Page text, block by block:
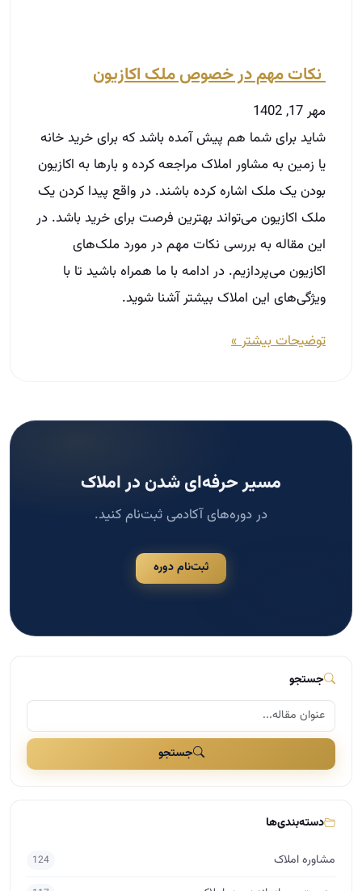
نکات مهم در خصوص ملک اکازیون
مهر 17, 1402
شاید برای شما هم پیش آمده باشد که برای خرید خانه
یا زمین به مشاور املاک مراجعه کرده‌ و بارها به اکازیون
بودن یک ملک اشاره کرده باشند. در واقع پیدا کردن یک
ملک اکازیون می‌تواند بهترین فرصت برای خرید باشد. در
این مقاله به بررسی نکات مهم در مورد ملک‌های
اکازیون می‌پردازیم. در ادامه با ما همراه باشید تا با
ویژگی‌های این املاک بیشتر آشنا شوید.
توضیحات بیشتر »
مسیر حرفه‌ای شدن در املاک
در دوره‌های آکادمی ثبت‌نام کنید.
ثبت‌نام دوره
جستجو
جستجو
دسته‌بندی‌ها
مشاوره املاک 124